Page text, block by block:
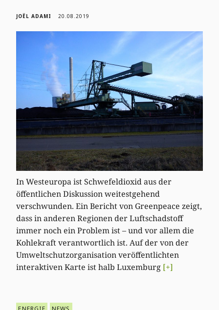
JOËL ADAMI 20.08.2019
In Westeuropa ist Schwefeldioxid aus der
öffentlichen Diskussion weitestgehend
verschwunden. Ein Bericht von Greenpeace zeigt,
dass in anderen Regionen der Luftschadstoff
immer noch ein Problem ist – und vor allem die
Kohlekraft verantwortlich ist. Auf der von der
Umweltschutzorganisation veröffentlichten
interaktiven Karte ist halb Luxemburg [+]